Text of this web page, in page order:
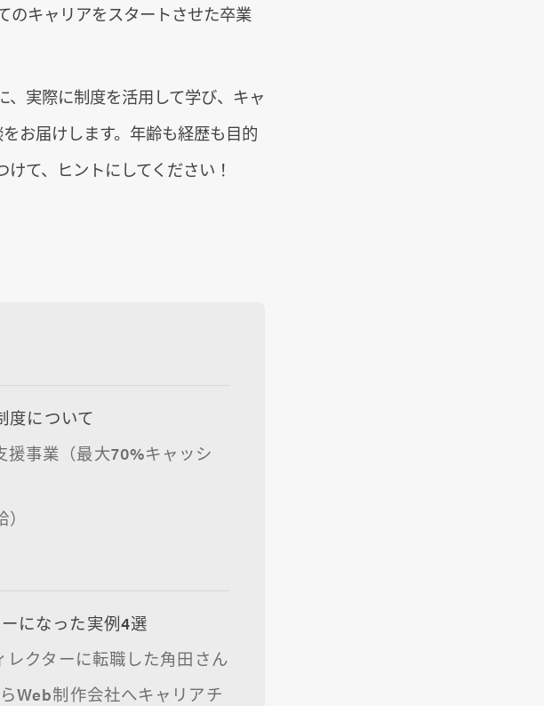
のキャリアをスタートさせた卒業
、実際に制度を活用して学び、キャ
お届けします。年齢も経歴も目的
て、ヒントにしてください！
度について
事業（最大70%キャッシ
になった実例4選
クターに転職した角田さん
Web制作会社へキャリアチ